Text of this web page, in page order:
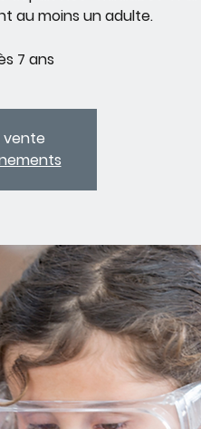
au moins un adulte.
7 ans
vente